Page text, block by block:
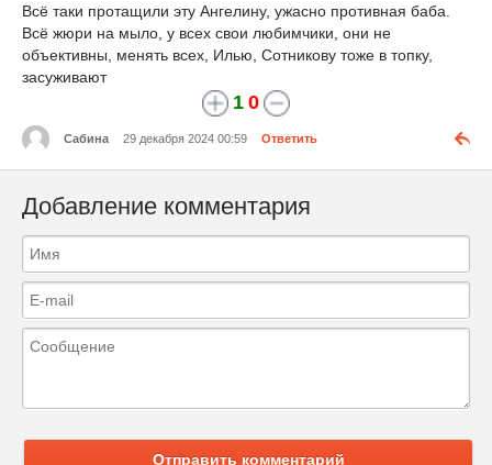
Всё таки протащили эту Ангелину, ужасно противная баба.
Всё жюри на мыло, у всех свои любимчики, они не
объективны, менять всех, Илью, Сотникову тоже в топку,
засуживают
1 0
Сабина 29 декабря 2024 00:59 Ответить
Добавление комментария
Отправить комментарий